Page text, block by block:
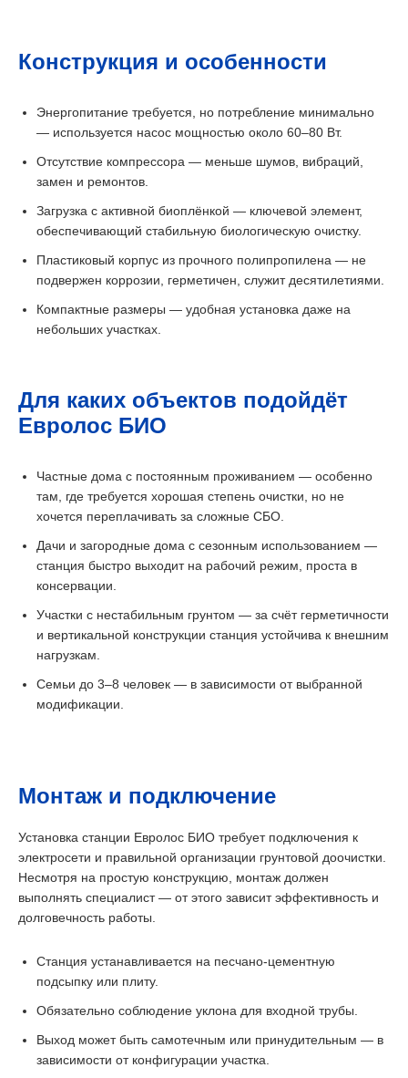
Конструкция и особенности
Энергопитание требуется, но потребление минимально
— используется насос мощностью около 60–80 Вт.
Отсутствие компрессора — меньше шумов, вибраций,
замен и ремонтов.
Загрузка с активной биоплёнкой — ключевой элемент,
обеспечивающий стабильную биологическую очистку.
Пластиковый корпус из прочного полипропилена — не
подвержен коррозии, герметичен, служит десятилетиями.
Компактные размеры — удобная установка даже на
небольших участках.
Для каких объектов подойдёт
Евролос БИО
Частные дома с постоянным проживанием — особенно
там, где требуется хорошая степень очистки, но не
хочется переплачивать за сложные СБО.
Дачи и загородные дома с сезонным использованием —
станция быстро выходит на рабочий режим, проста в
консервации.
Участки с нестабильным грунтом — за счёт герметичности
и вертикальной конструкции станция устойчива к внешним
нагрузкам.
Семьи до 3–8 человек — в зависимости от выбранной
модификации.
Монтаж и подключение
Установка станции Евролос БИО требует подключения к
электросети и правильной организации грунтовой доочистки.
Несмотря на простую конструкцию, монтаж должен
выполнять специалист — от этого зависит эффективность и
долговечность работы.
Станция устанавливается на песчано-цементную
подсыпку или плиту.
Обязательно соблюдение уклона для входной трубы.
Выход может быть самотечным или принудительным — в
зависимости от конфигурации участка.